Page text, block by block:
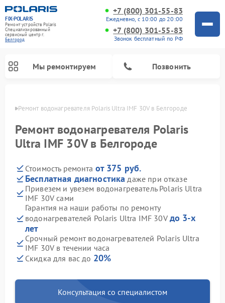
FIX-POLARIS
Ремонт устройств Polaris
Специализированный
cервисный центр г.
Белгород
+7 (800) 301-55-83
Ежедневно, с 10:00 до 20:00
+7 (800) 301-55-83
Звонок бесплатный по РФ
Мы ремонтируем Позвонить
Ремонт водонагревателя Polaris Ultra IMF 30V в Белгороде
Ремонт водонагревателя Polaris
Ultra IMF 30V в Белгороде
Стоимость ремонта от 375 руб.
Бесплатная диагностика даже при отказе
Привезем и увезем водонагреватель Polaris Ultra
IMF 30V сами
Гарантия на наши работы по ремонту
водонагревателей Polaris Ultra IMF 30V до 3-х
лет
Срочный ремонт водонагревателей Polaris Ultra
IMF 30V в течении часа
Скидка для вас до 20%
Консультация со специалистом